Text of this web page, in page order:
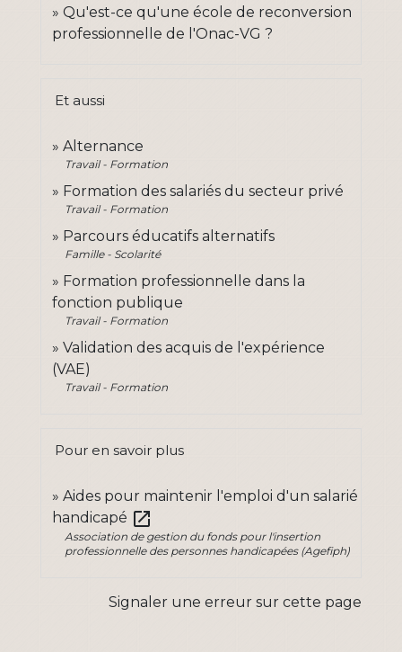
Qu'est-ce qu'une école de reconversion
professionnelle de l'Onac-VG ?
Et aussi
Alternance
Travail - Formation
Formation des salariés du secteur privé
Travail - Formation
Parcours éducatifs alternatifs
Famille - Scolarité
Formation professionnelle dans la
fonction publique
Travail - Formation
Validation des acquis de l'expérience
(VAE)
Travail - Formation
Pour en savoir plus
Aides pour maintenir l'emploi d'un salarié
handicapé open_in_new
Association de gestion du fonds pour l'insertion
professionnelle des personnes handicapées (Agefiph)
Signaler une erreur sur cette page